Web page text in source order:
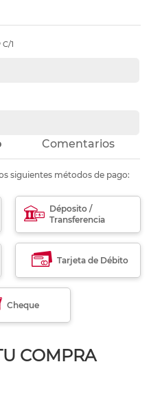
1
Comentarios
siguientes métodos de pago:
Déposito /
Transferencia
Tarjeta de Débito
Cheque
COMPRA